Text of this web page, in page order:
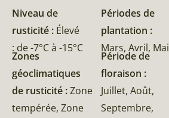
Niveau de
rusticité : Élevé
: de -7°C à -15°C
Zones
géoclimatiques
de rusticité :Zone
tempérée, Zone
Périodes de
plantation :
Mars, Avril, Mai
Période de
floraison :
Juillet, Août,
Septembre,